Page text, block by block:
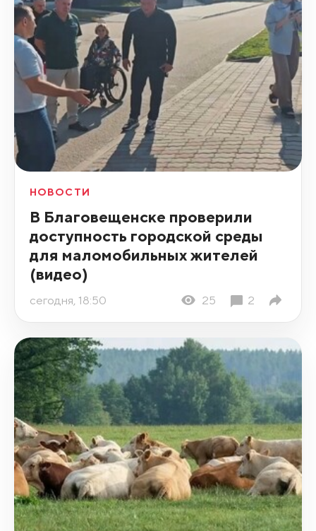
НОВОСТИ
В Благовещенске проверили
доступность городской среды
для маломобильных жителей
(видео)
сегодня, 18:50 25 2